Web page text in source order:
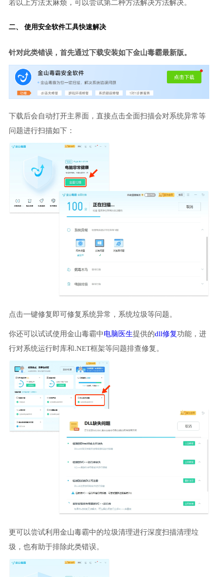
若以上方法太麻烦，可以尝试第二种方法解决方法解决。
二、 使用安全软件工具快速解决
针对此类错误，首先通过下载安装如下金山毒霸最新版。
下载后会自动打开主界面，直接点击全面扫描会对系统异常等
问题进行扫描如下：
点击一键修复即可修复系统异常，系统垃圾等问题。
你还可以试试使用金山毒霸中电脑医生提供的dll修复功能，进
行对系统运行时库和.NET框架等问题排查修复。
更可以尝试利用金山毒霸中的垃圾清理进行深度扫描清理垃
圾，也有助于排除此类错误。